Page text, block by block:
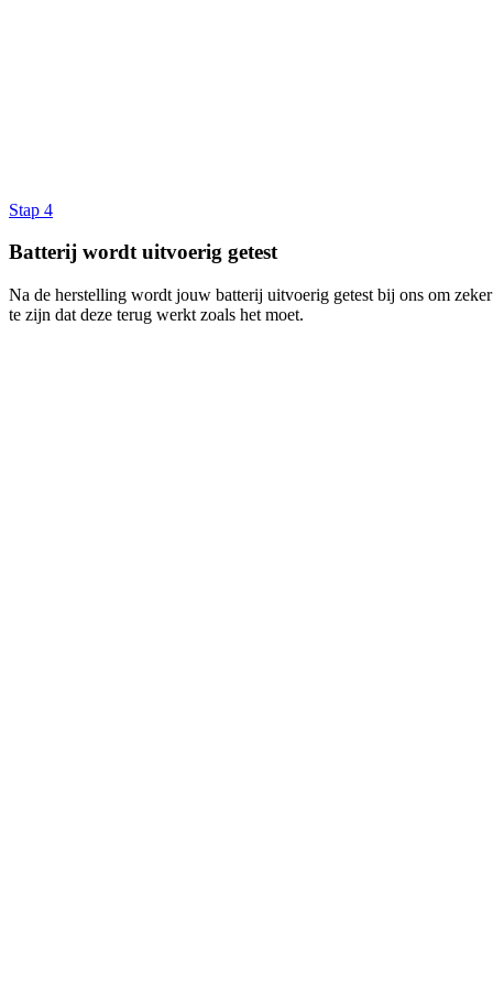
Stap 4
Batterij wordt uitvoerig getest
Na de herstelling wordt jouw batterij uitvoerig getest bij ons om zeker
te zijn dat deze terug werkt zoals het moet.